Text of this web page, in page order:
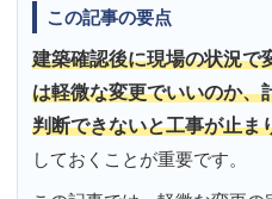
この記事の要点
建築確認後に現場の状況で
は軽微な変更でいいのか、
判断できないと工事が止ま
しておくことが重要です。